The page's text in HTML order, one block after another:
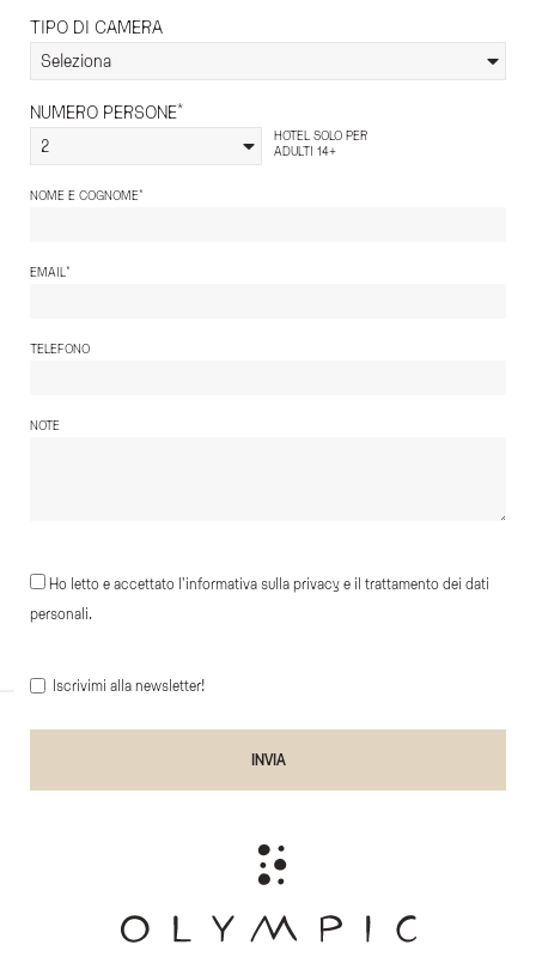
TIPO DI CAMERA
Seleziona
NUMERO PERSONE*
2
HOTEL SOLO PER
ADULTI 14+
NOME E COGNOME*
EMAIL *
TELEFONO
NOTE
Ho letto e accettato l'informativa sulla privacy e il trattamento dei dati
personali.
Iscrivimi alla newsletter!